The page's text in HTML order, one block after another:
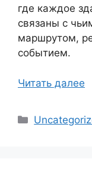
где каждое
связаны с
маршрутом,
событием.
Читать далее
Рубрики